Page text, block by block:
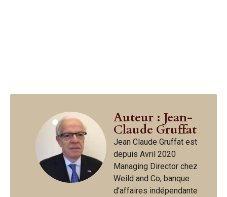
Auteur : Jean-
Claude Gruffat
Jean Claude Gruffat est
depuis Avril 2020
Managing Director chez
Weild and Co, banque
d’affaires indépendante